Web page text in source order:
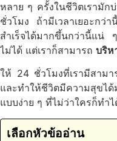
หลาย ๆ ครั้งในชีวิตเรามัก
ชั่วโมง ถ้ามีเวลาเยอะกว่
สำเร็จได้มากขึ้นกว่านี้แน่
ไม่ได้ แต่เราก็สามารถ บริห
ให้ 24 ชั่วโมงที่เรามีสามา
และทำให้ชีวิตมีความสุข
แบบง่าย ๆ ที่ไม่ว่าใครก็ทำ
เลือกหัวข้ออ่าน